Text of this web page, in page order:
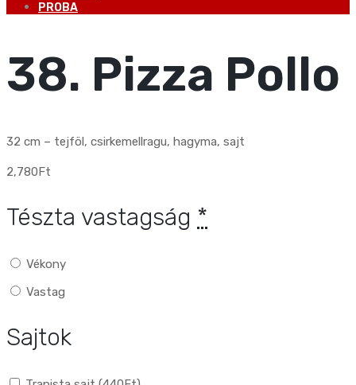
PROBA
38. Pizza Pollo
32 cm – tejföl, csirkemellragu, hagyma, sajt
2,780Ft
Tészta vastagság *
Vékony
Vastag
Sajtok